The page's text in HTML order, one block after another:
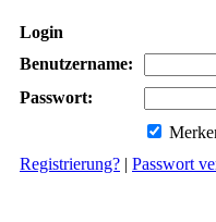
Login
Benutzername:
Passwort:
Registrierung? | Passwort